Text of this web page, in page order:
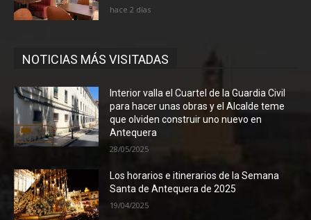
hace 2 días
NOTICIAS MÁS VISITADAS
Interior valla el Cuartel de la Guardia Civil
para hacer unas obras y el Alcalde teme
que olviden construir uno nuevo en
Antequera
28/05/2025
Los horarios e itinerarios de la Semana
Santa de Antequera de 2025
19/04/2025